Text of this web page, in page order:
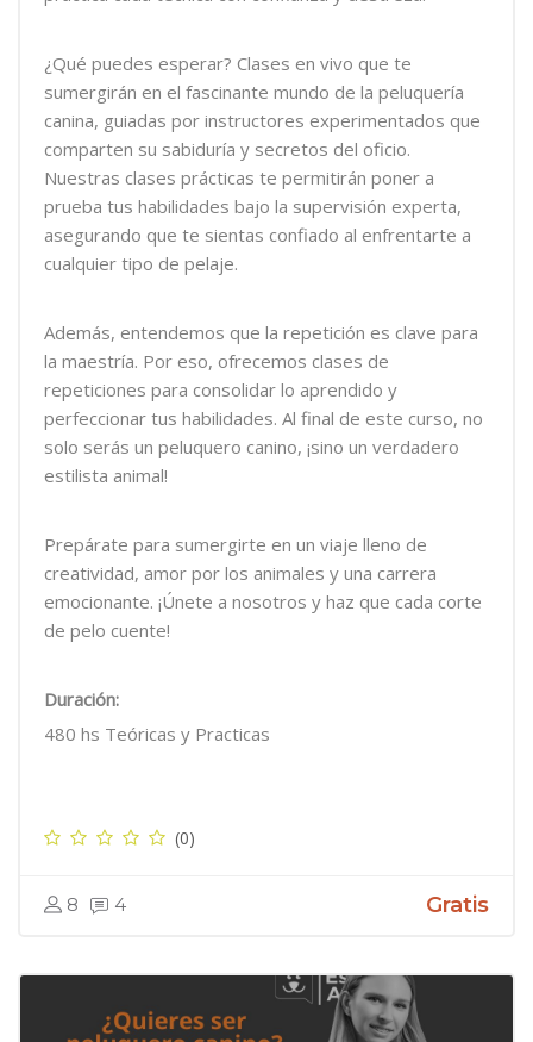
¿Qué puedes esperar? Clases en vivo que te
sumergirán en el fascinante mundo de la peluquería
canina, guiadas por instructores experimentados que
comparten su sabiduría y secretos del oficio.
Nuestras clases prácticas te permitirán poner a
prueba tus habilidades bajo la supervisión experta,
asegurando que te sientas confiado al enfrentarte a
cualquier tipo de pelaje.
Además, entendemos que la repetición es clave para
la maestría. Por eso, ofrecemos clases de
repeticiones para consolidar lo aprendido y
perfeccionar tus habilidades. Al final de este curso, no
solo serás un peluquero canino, ¡sino un verdadero
estilista animal!
Prepárate para sumergirte en un viaje lleno de
creatividad, amor por los animales y una carrera
emocionante. ¡Únete a nosotros y haz que cada corte
de pelo cuente!
Duración:
480 hs Teóricas y Practicas
(0)
8 4 Gratis